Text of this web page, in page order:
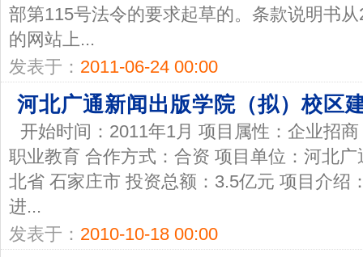
部第115号法令的要求起草的。条款说明书
的网站上...
发表于： 2011-06-24 00:00
河北广通新闻出版学院（拟）校区
开始时间：2011年1月 项目属性：企业招
职业教育 合作方式：合资 项目单位：河北
北省 石家庄市 投资总额：3.5亿元 项目介绍
进...
发表于： 2010-10-18 00:00